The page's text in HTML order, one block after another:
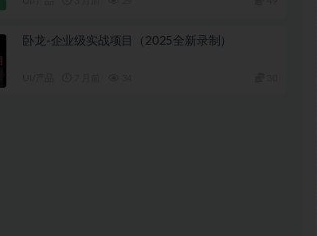
卧龙-企业级实战项目（2025全新录制）